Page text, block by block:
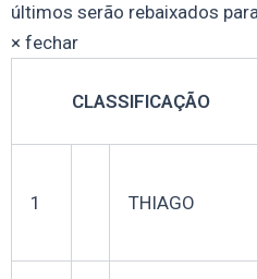
últimos serão rebaixados
× fechar
CLASSIFICAÇÃO
1 THIAGO